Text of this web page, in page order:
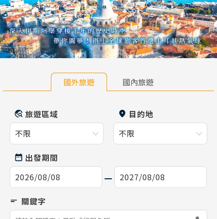
國外旅遊 國內旅遊
旅遊區域 目的地
出發期間